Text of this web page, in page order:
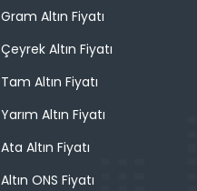
Gram Altın Fiyatı
Çeyrek Altın Fiyatı
Tam Altın Fiyatı
Yarım Altın Fiyatı
Ata Altın Fiyatı
Altın ONS Fiyatı